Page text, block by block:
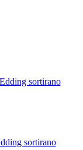
sortirano